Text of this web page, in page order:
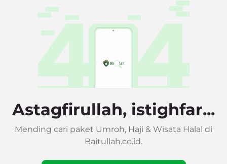
Astagfirullah, istighfar...
Mending cari paket Umroh, Haji & Wisata Halal di
Baitullah.co.id.